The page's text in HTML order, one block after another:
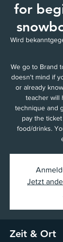
for
Wird
We go to Brand
doesn't mind if
or already
teacher will
technique and
pay the
food/drinks.
Jetzt
Zeit & Ort